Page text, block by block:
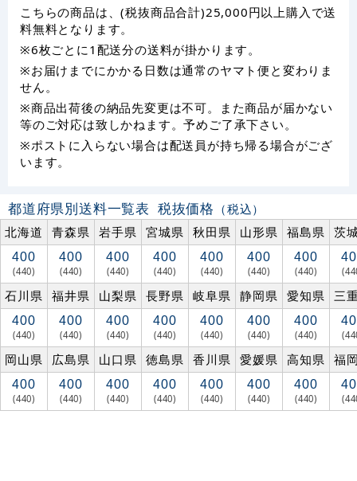
こちらの商品は、(税抜商品合計)25,000円以上購入で送
料無料となります。
※6枚ごとに1配送分の送料が掛かります。
※お届けまでにかかる日数は通常のヤマト便と変わりま
せん。
※商品出荷後の納品先変更は不可。また商品が届かない
等のご対応は致しかねます。予めご了承下さい。
※ポストに入らない場合は配送員が持ち帰る場合がござ
います。
都道府県別送料一覧表 税抜価格 （税込）
北海道
青森県 岩手県 宮城県 秋田県 山形県 福島県 茨
400
(440)
400
(440)
400
(440)
400
(440)
400
(440)
400
(440)
400
(440)
石川県 福井県 山梨県 長野県 岐阜県 静岡県 愛知県 三
400
(440)
400
(440)
400
(440)
400
(440)
400
(440)
400
(440)
400
(440)
岡山県 広島県 山口県 徳島県 香川県 愛媛県 高知県 福
400
(440)
400
(440)
400
(440)
400
(440)
400
(440)
400
(440)
400
(440)